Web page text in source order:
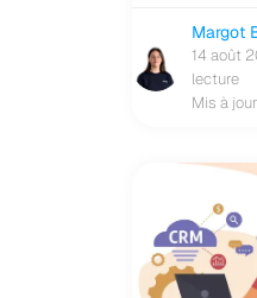
Margot
14 août
lecture
Mis à